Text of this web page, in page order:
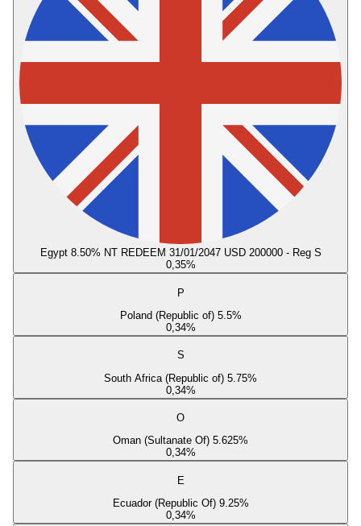
Egypt 8.50% NT REDEEM 31/01/2047 USD 200000 - Reg S
0,35%
P
Poland (Republic of) 5.5%
0,34%
S
South Africa (Republic of) 5.75%
0,34%
O
Oman (Sultanate Of) 5.625%
0,34%
E
Ecuador (Republic Of) 9.25%
0,34%